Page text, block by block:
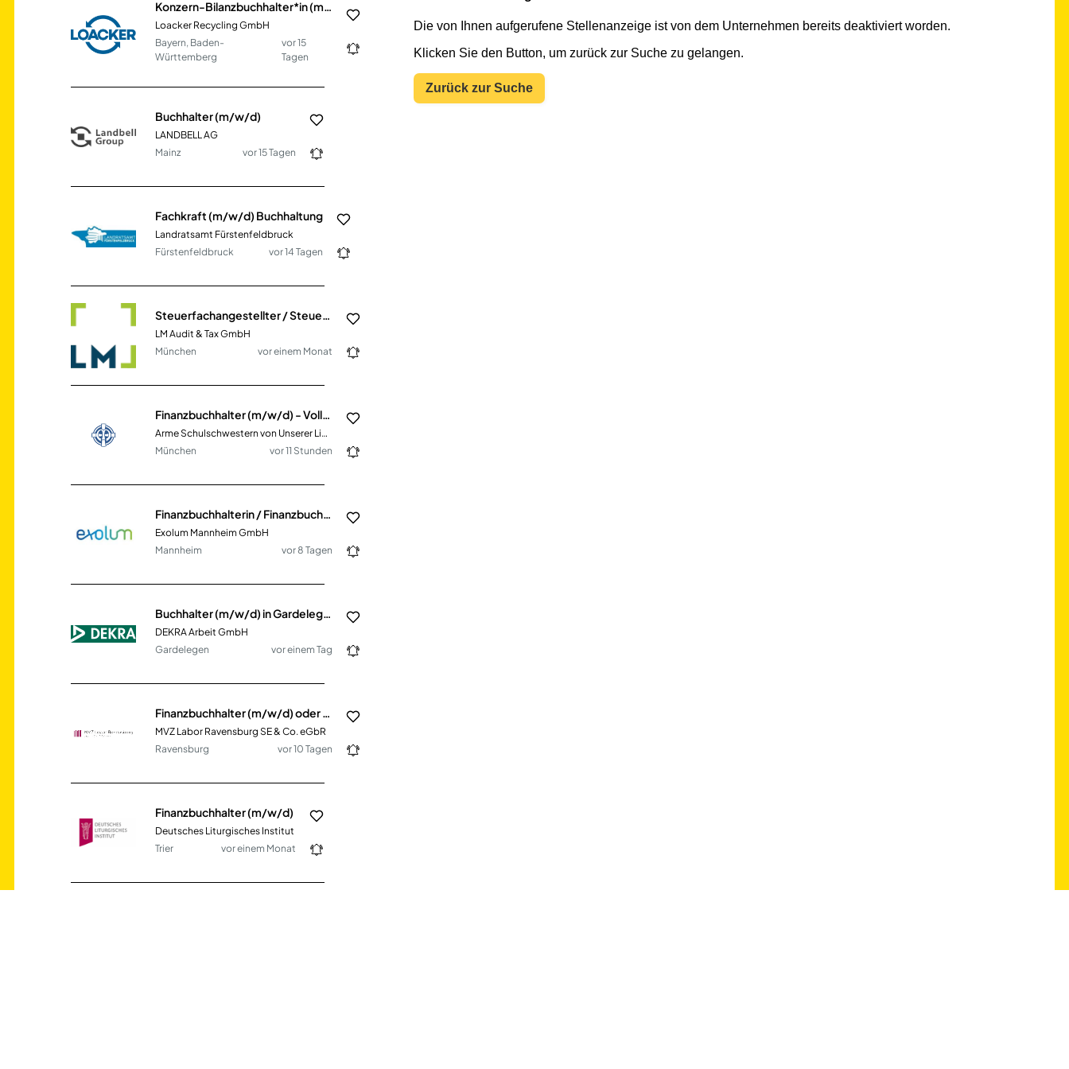
Konzern-Bilanzbuchhalter*in (m/w/d)
Loacker Recycling GmbH
Bayern, Baden-
Württemberg
vor 15
Tagen
Buchhalter (m/w/d)
LANDBELL AG
Mainz
vor 15 Tagen
Fachkraft (m/w/d) Buchhaltung
Landratsamt Fürstenfeldbruck
Fürstenfeldbruck
vor 14 Tagen
LM Audit & Tax GmbH
München
vor einem Monat
Finanzbuchhalter (m/w/d) - Vollzeit / Teilzeit
Arme Schulschwestern von Unserer Lieben Frau
München
vor 11 Stunden
Finanzbuchhalterin / Finanzbuchhalter (w/m/d)
Exolum Mannheim GmbH
Mannheim
vor 8 Tagen
Buchhalter (m/w/d) in Gardelegen in Vollzeit
DEKRA Arbeit GmbH
Gardelegen
vor einem Tag
MVZ Labor Ravensburg SE & Co. eGbR
Ravensburg
vor 10 Tagen
Finanzbuchhalter (m/w/d)
Deutsches Liturgisches Institut
Trier
vor einem Monat